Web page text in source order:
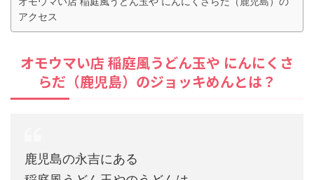
アクセス
オモウマい店 稲庭風うどん玉や にんにくさ
らだ（鹿児島）のジョッキめんとは？
鹿児島の永吉にある